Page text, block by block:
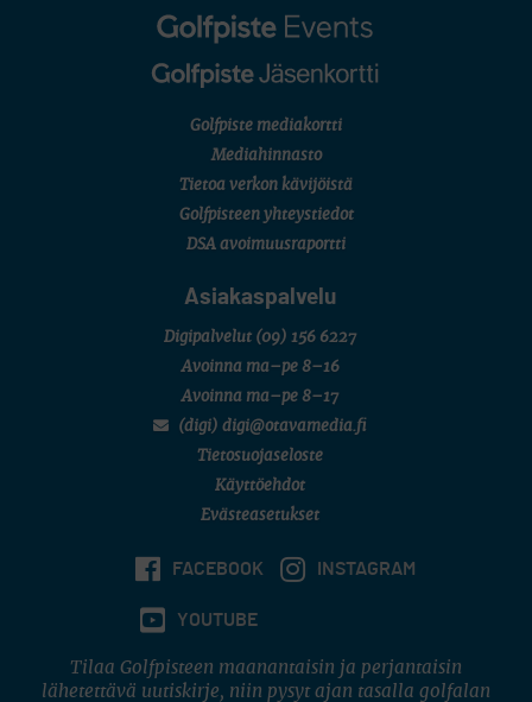
Golfpiste mediakortti
Mediahinnasto
Tietoa verkon kävijöistä
Golfpisteen yhteystiedot
DSA avoimuusraportti
Asiakaspalvelu
Digipalvelut (09) 156 6227
Avoinna ma–pe 8–16
Avoinna ma–pe 8–17
(digi) digi@otavamedia.fi
Tietosuojaseloste
Käyttöehdot
Evästeasetukset
FACEBOOK INSTAGRAM
YOUTUBE
Tilaa Golfpisteen maanantaisin ja perjantaisin
lähetettävä uutiskirje, niin pysyt ajan tasalla golfalan